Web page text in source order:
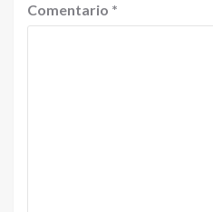
Comentario *